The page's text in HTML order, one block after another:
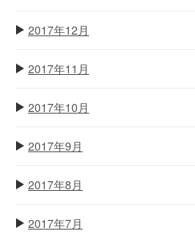
2017年12月
2017年11月
2017年10月
2017年9月
2017年8月
2017年7月